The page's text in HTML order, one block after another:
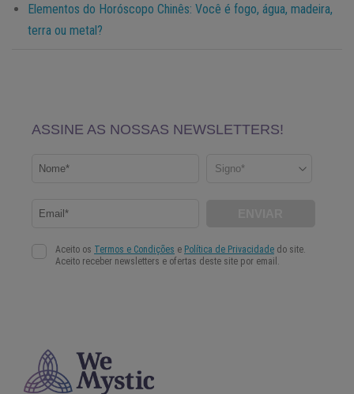
Elementos do Horóscopo Chinês: Você é fogo, água, madeira,
terra ou metal?